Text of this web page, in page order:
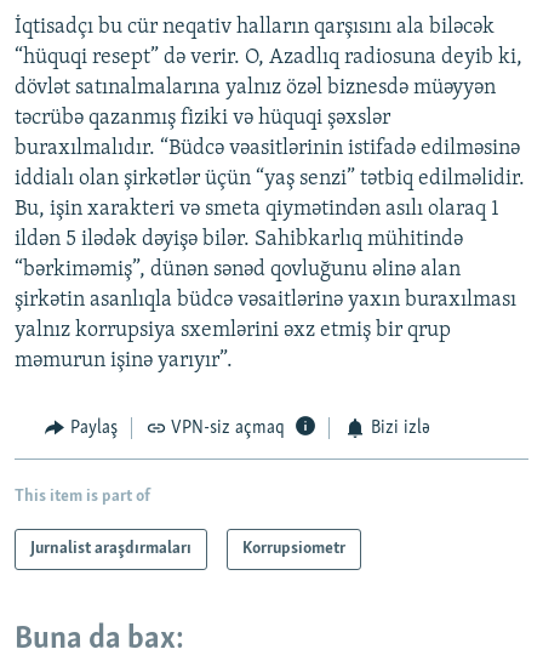
İqtisadçı bu cür neqativ halların qarşısını ala biləcək
“hüquqi resept” də verir. O, Azadlıq radiosuna deyib ki,
dövlət satınalmalarına yalnız özəl biznesdə müəyyən
təcrübə qazanmış fiziki və hüquqi şəxslər
buraxılmalıdır. “Büdcə vəasitlərinin istifadə edilməsinə
iddialı olan şirkətlər üçün “yaş senzi” tətbiq edilməlidir.
Bu, işin xarakteri və smeta qiymətindən asılı olaraq 1
ildən 5 ilədək dəyişə bilər. Sahibkarlıq mühitində
“bərkiməmiş”, dünən sənəd qovluğunu əlinə alan
şirkətin asanlıqla büdcə vəsaitlərinə yaxın buraxılması
yalnız korrupsiya sxemlərini əxz etmiş bir qrup
məmurun işinə yarıyır”.
Paylaş VPN-siz açmaq Bizi izlə
This item is part of
Jurnalist araşdırmaları Korrupsiometr
Buna da bax: